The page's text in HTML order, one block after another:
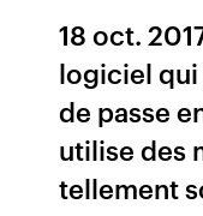
18 oct.
logiciel
de passe
utilise des
tellement